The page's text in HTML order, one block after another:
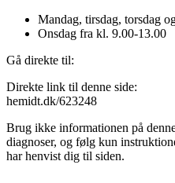
Mandag, tirsdag, torsdag
Onsdag fra kl. 9.00-13.00
Gå direkte til:
Direkte link til denne side:
hemidt.dk/623248
Brug ikke informationen på
diagnoser, og følg kun
har henvist dig til siden.